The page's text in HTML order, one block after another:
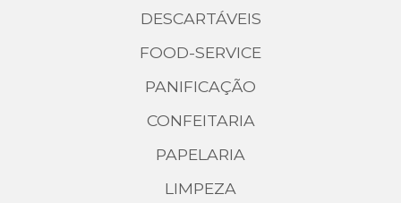
DESCARTÁVEIS
FOOD-SERVICE
PANIFICAÇÃO
CONFEITARIA
PAPELARIA
LIMPEZA